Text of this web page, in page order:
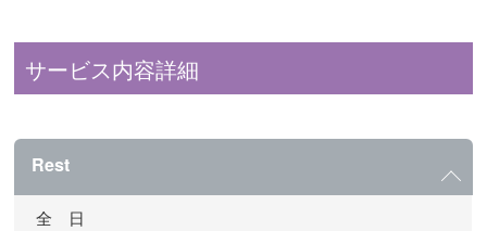
サービス内容詳細
Rest
全 日